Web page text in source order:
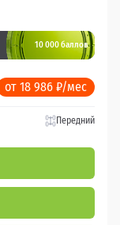
10 000 баллов
от 18 986 ₽/мес
Передний